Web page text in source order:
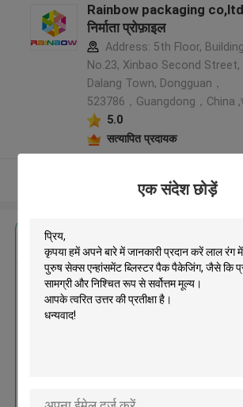
एक संदेश छोड़ें
Rainbow packaging co,ltd
निर्माता प्रोफ़ाइल
Address: 5th Floor,
No.23, Xinbao Second Street,
Dalang Town, Dongguan，
523786，Guangdong，China
5.0
सत्यापित प्रदायक
और देखो
सबसे उत्तम प्रतिदान प्राप्त
लाल रंग में कस्टम
एन्हांसमेंट ब्लिस्टर पैक